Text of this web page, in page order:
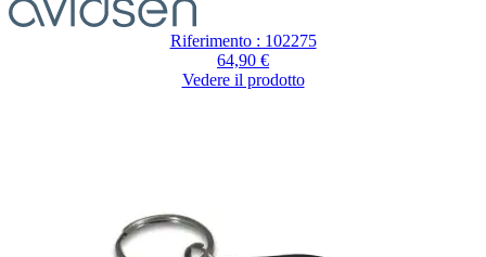
Riferimento : 102275
64,90 €
Vedere il prodotto